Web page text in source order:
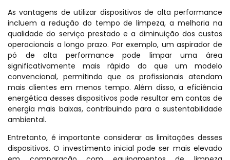
As vantagens de utilizar dispositivos de alta performance
incluem a redução do tempo de limpeza, a melhoria na
qualidade do serviço prestado e a diminuição dos custos
operacionais a longo prazo. Por exemplo, um aspirador de
pó de alta performance pode limpar uma área
significativamente mais rápido do que um modelo
convencional, permitindo que os profissionais atendam
mais clientes em menos tempo. Além disso, a eficiência
energética desses dispositivos pode resultar em contas de
energia mais baixas, contribuindo para a sustentabilidade
ambiental.
Entretanto, é importante considerar as limitações desses
dispositivos. O investimento inicial pode ser mais elevado